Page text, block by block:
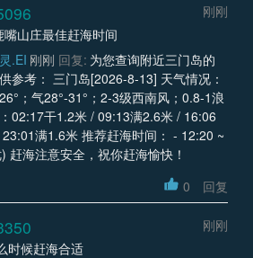
刚刚
山庄最佳赶海时间
.EI 刚刚 回复: 为您查询附近三门岛的
参考： 三门岛[2026-8-13] 天气情况：
；气28°-31°；2-3级西南风；0.8-1浪
02:17干1.2米 / 09:13满2.6米 / 16:06
满1.6米 推荐赶海时间： - 12:20 ~
赶海注意安全，祝你赶海愉快！
0 回复
刚刚
时候赶海合适